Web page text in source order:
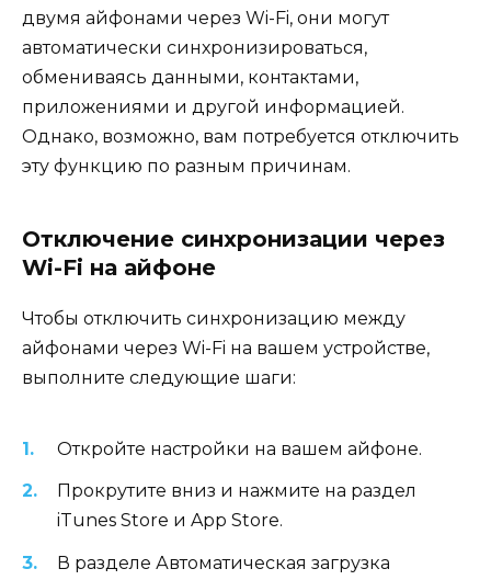
двумя айфонами через Wi-Fi, они могут
автоматически синхронизироваться,
обмениваясь данными, контактами,
приложениями и другой информацией.
Однако, возможно, вам потребуется отключить
эту функцию по разным причинам.
Отключение синхронизации через
Wi-Fi на айфоне
Чтобы отключить синхронизацию между
айфонами через Wi-Fi на вашем устройстве,
выполните следующие шаги:
Откройте настройки на вашем айфоне.
Прокрутите вниз и нажмите на раздел
iTunes Store и App Store.
В разделе Автоматическая загрузка